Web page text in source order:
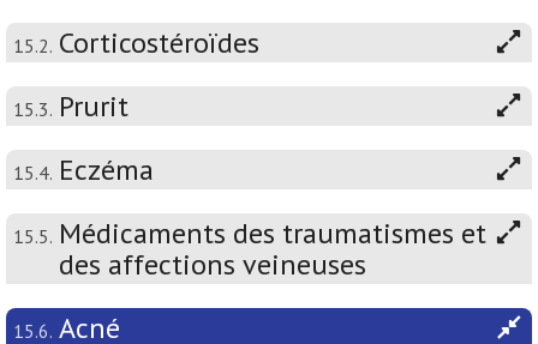
15.2. Corticostéroïdes
15.3. Prurit
15.4. Eczéma
15.5. Médicaments des traumatismes et
des affections veineuses
15.6. Acné